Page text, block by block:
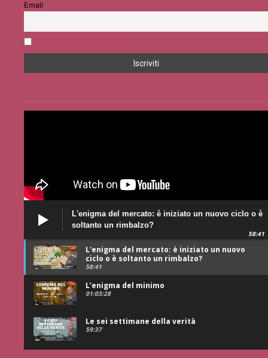
Email
L'enigma del mercato: è iniziato un nuovo ciclo o è
soltanto un rimbalzo?
58:41
L'enigma del mercato: è iniziato un nuovo
ciclo o è soltanto un rimbalzo?
58:41
L’enigma del minimo
01:03:28
Le sei settimane della verità
59:37